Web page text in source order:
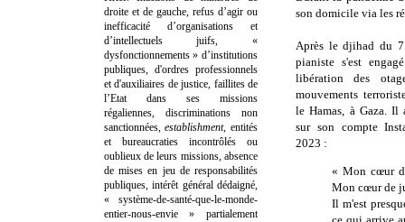
son domicile via les
Après le djihad du
pianiste s'est
libération des
mouvements
le Hamas, à Gaza.
sur son compte
2023 :
« Mon cœur
Mon cœur de
Il m'est
droite et de gauche, refus d’agir ou
inefficacité d’organisations et
d’intellectuels juifs, «
dysfonctionnements » d’institutions
publiques, d'ordres professionnels
et d'auxiliaires de justice, faillites de
l’Etat dans ses missions
régaliennes, discriminations non
sanctionnées,establishment, entités
et bureaucraties incontrôlés ou
oublieux de leurs missions, absence
de mises en jeu de responsabilités
publiques, intérêt général dédaigné,
« système-de-santé-que-le-monde-
entier-nous-envie » partialement